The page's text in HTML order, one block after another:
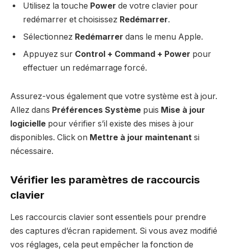
Utilisez la touche Power de votre clavier pour
redémarrer et choisissez Redémarrer.
Sélectionnez Redémarrer dans le menu Apple.
Appuyez sur Control + Command + Power pour
effectuer un redémarrage forcé.
Assurez-vous également que votre système est à jour.
Allez dans Préférences Système puis Mise à jour
logicielle pour vérifier s’il existe des mises à jour
disponibles. Click on Mettre à jour maintenant si
nécessaire.
Vérifier les paramètres de raccourcis
clavier
Les raccourcis clavier sont essentiels pour prendre
des captures d’écran rapidement. Si vous avez modifié
vos réglages, cela peut empêcher la fonction de